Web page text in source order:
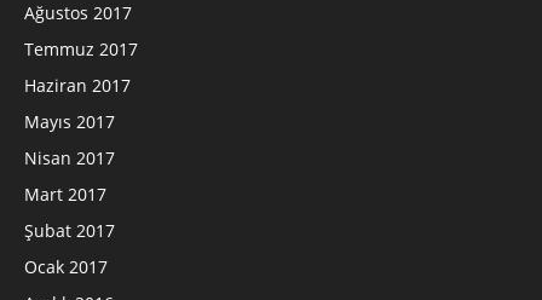
Ağustos 2017
Temmuz 2017
Haziran 2017
Mayıs 2017
Nisan 2017
Mart 2017
Şubat 2017
Ocak 2017